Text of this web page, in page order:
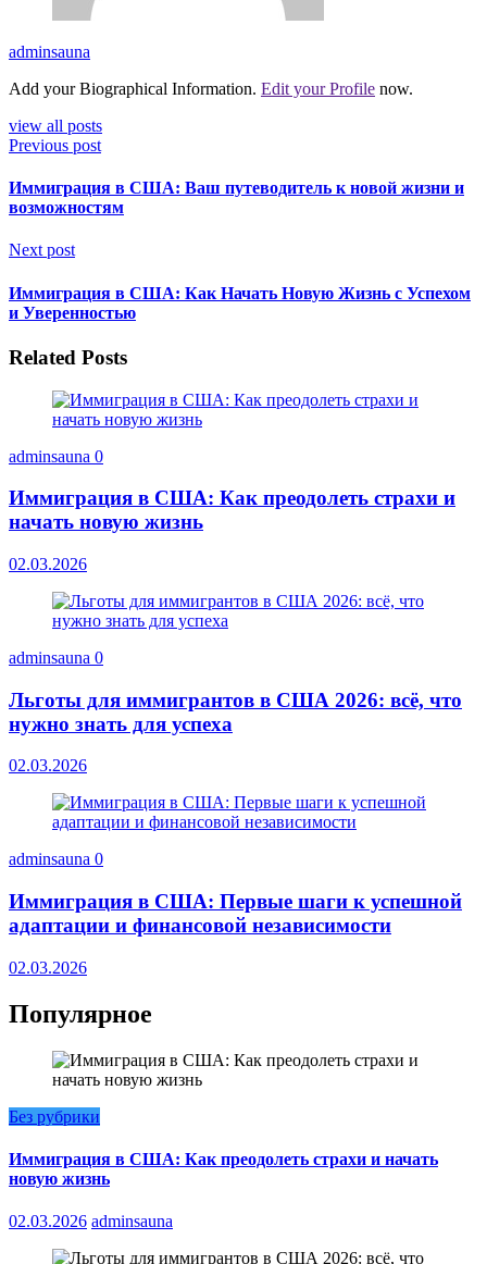
adminsauna
Add your Biographical Information. Edit your Profile now.
view all posts
Previous post
Иммиграция в США: Ваш путеводитель к новой жизни и
возможностям
Next post
Иммиграция в США: Как Начать Новую Жизнь с Успехом
и Уверенностью
Related Posts
adminsauna 0
Иммиграция в США: Как преодолеть страхи и
начать новую жизнь
02.03.2026
adminsauna 0
Льготы для иммигрантов в США 2026: всё, что
нужно знать для успеха
02.03.2026
adminsauna 0
Иммиграция в США: Первые шаги к успешной
адаптации и финансовой независимости
02.03.2026
Популярное
Без рубрики
Иммиграция в США: Как преодолеть страхи и начать
новую жизнь
02.03.2026 adminsauna